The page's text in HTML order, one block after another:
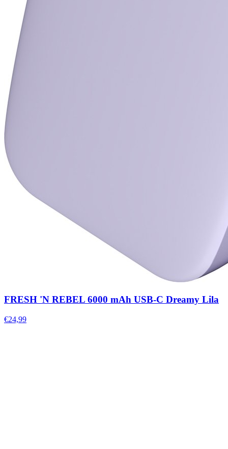
FRESH 'N REBEL 6000 mAh USB-C Dreamy Lila
€24,99